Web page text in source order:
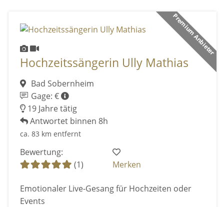
Premium Anbieter
Hochzeitssängerin Ully Mathias
Bad Sobernheim
Gage: €
19 Jahre tätig
Antwortet binnen 8h
ca. 83 km entfernt
Bewertung:
(1)
Merken
Emotionaler Live-Gesang für Hochzeiten oder
Events